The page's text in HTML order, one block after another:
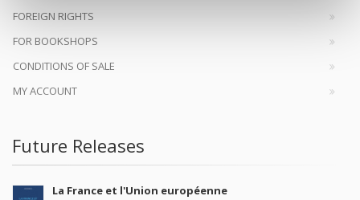
FOREIGN RIGHTS
FOR BOOKSHOPS
CONDITIONS OF SALE
MY ACCOUNT
Future Releases
La France et l'Union européenne